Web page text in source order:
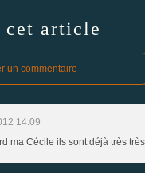
cet article
un commentaire
14:09
ma Cécile ils sont déjà très